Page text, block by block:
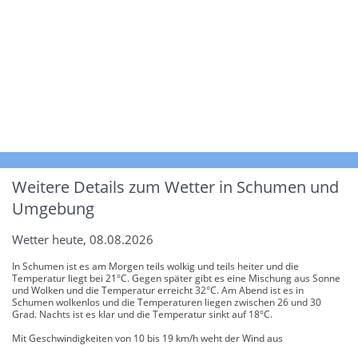
Weitere Details zum Wetter in Schumen und
Umgebung
Wetter heute, 08.08.2026
In Schumen ist es am Morgen teils wolkig und teils heiter und die
Temperatur liegt bei 21°C. Gegen später gibt es eine Mischung aus Sonne
und Wolken und die Temperatur erreicht 32°C. Am Abend ist es in
Schumen wolkenlos und die Temperaturen liegen zwischen 26 und 30
Grad. Nachts ist es klar und die Temperatur sinkt auf 18°C.
Mit Geschwindigkeiten von 10 bis 19 km/h weht der Wind aus